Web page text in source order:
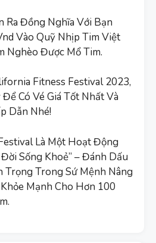
Ra Đồng Nghĩa Với Bạn
Vào Quỹ Nhịp Tim Việt
Nghèo Được Mổ Tim.
Fitness Festival 2023,
Có Vé Giá Tốt Nhất Và
Dẫn Nhé!
Là Một Hoạt Động
Sống Khoẻ” – Đánh Dấu
Trọng Trong Sứ Mệnh Nâng
Mạnh Cho Hơn 100